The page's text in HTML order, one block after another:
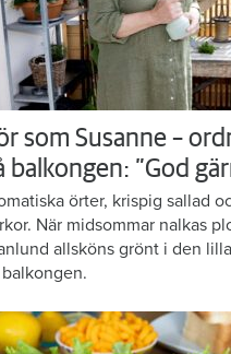
som Susanne –
balkongen: ”God
örter, krispig sallad
När midsommar nalkas
allsköns grönt i den